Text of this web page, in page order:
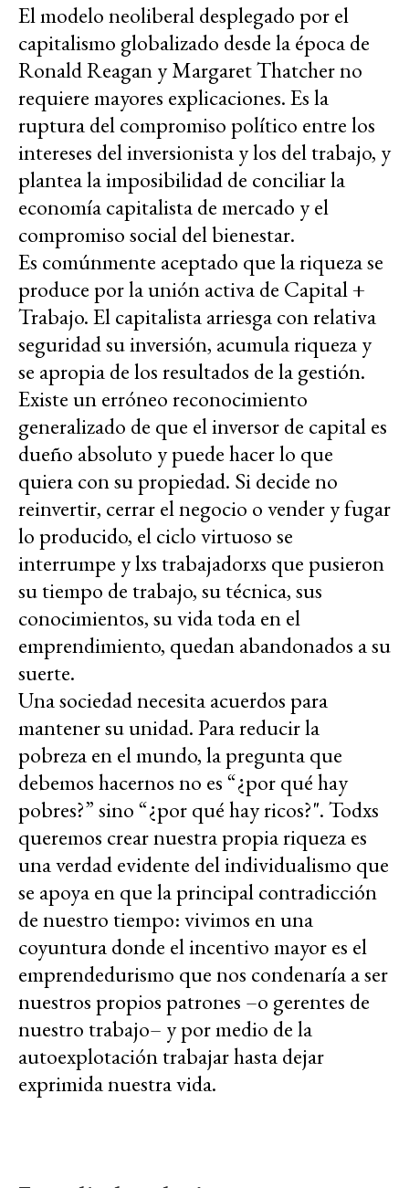
El modelo neoliberal desplegado por el
capitalismo globalizado desde la época de
Ronald Reagan y Margaret Thatcher no
requiere mayores explicaciones. Es la
ruptura del compromiso político entre los
intereses del inversionista y los del trabajo, y
plantea la imposibilidad de conciliar la
economía capitalista de mercado y el
compromiso social del bienestar.
Es comúnmente aceptado que la riqueza se
produce por la unión activa de Capital +
Trabajo. El capitalista arriesga con relativa
seguridad su inversión, acumula riqueza y
se apropia de los resultados de la gestión.
Existe un erróneo reconocimiento
generalizado de que el inversor de capital es
dueño absoluto y puede hacer lo que
quiera con su propiedad. Si decide no
reinvertir, cerrar el negocio o vender y fugar
lo producido, el ciclo virtuoso se
interrumpe y lxs trabajadorxs que pusieron
su tiempo de trabajo, su técnica, sus
conocimientos, su vida toda en el
emprendimiento, quedan abandonados a su
suerte.
Una sociedad necesita acuerdos para
mantener su unidad. Para reducir la
pobreza en el mundo, la pregunta que
debemos hacernos no es “¿por qué hay
pobres?” sino “¿por qué hay ricos?". Todxs
queremos crear nuestra propia riqueza es
una verdad evidente del individualismo que
se apoya en que la principal contradicción
de nuestro tiempo: vivimos en una
coyuntura donde el incentivo mayor es el
emprendedurismo que nos condenaría a ser
nuestros propios patrones –o gerentes de
nuestro trabajo– y por medio de la
autoexplotación trabajar hasta dejar
exprimida nuestra vida.